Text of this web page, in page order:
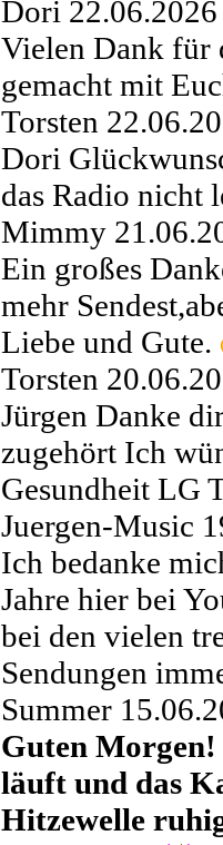
Dori
Vielen Dank für
gemacht mit
Torsten
Dori
das Radio nicht
Mimmy
Ein großes
mehr
Liebe und Gute.
Torsten
Jürgen Danke
zugehört Ich
Gesundheit LG
Juergen-Music
Ich bedanke
Jahre hier bei
bei den vielen
Sendungen
Summer
Guten
läuft und das
Hitzewelle